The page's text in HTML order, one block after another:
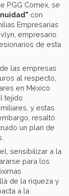
PGG Comex, se
con
Empresarias
empresario
de esta
las empresas
al respecto,
en México
tejido
y estas
resaltó
un plan de
sensibilizar a la
para los
de la riqueza y
a la